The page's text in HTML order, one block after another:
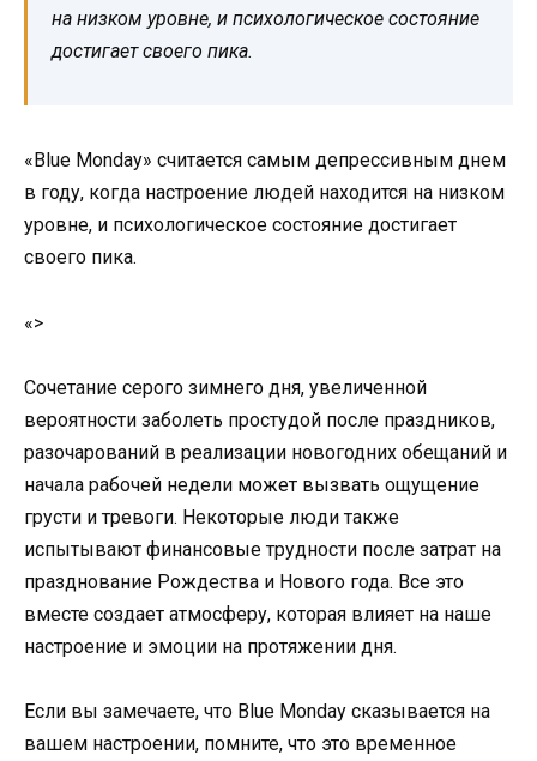
на низком уровне, и психологическое состояние
достигает своего пика.
«Blue Monday» считается самым депрессивным днем
в году, когда настроение людей находится на низком
уровне, и психологическое состояние достигает
своего пика.
«>
Сочетание серого зимнего дня, увеличенной
вероятности заболеть простудой после праздников,
разочарований в реализации новогодних обещаний и
начала рабочей недели может вызвать ощущение
грусти и тревоги. Некоторые люди также
испытывают финансовые трудности после затрат на
празднование Рождества и Нового года. Все это
вместе создает атмосферу, которая влияет на наше
настроение и эмоции на протяжении дня.
Если вы замечаете, что Blue Monday сказывается на
вашем настроении, помните, что это временное